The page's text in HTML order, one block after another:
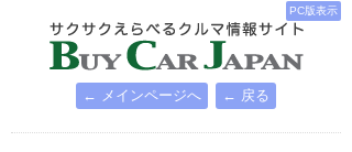
PC版表示
← メインページへ ← 戻る